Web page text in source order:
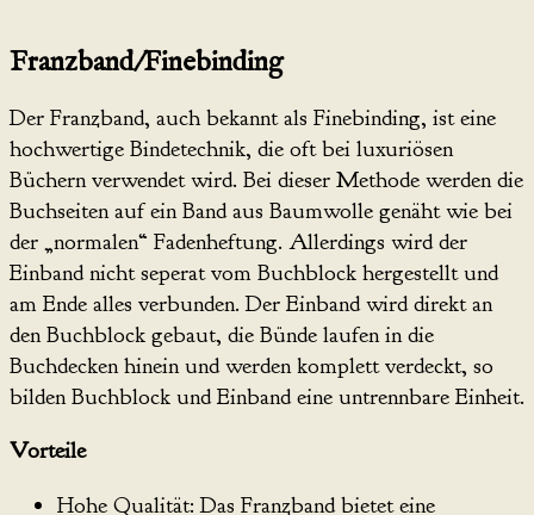
Franzband/Finebinding
Der Franzband, auch bekannt als Finebinding, ist eine
hochwertige Bindetechnik, die oft bei luxuriösen
Büchern verwendet wird. Bei dieser Methode werden die
Buchseiten auf ein Band aus Baumwolle genäht wie bei
der „normalen“ Fadenheftung. Allerdings wird der
Einband nicht seperat vom Buchblock hergestellt und
am Ende alles verbunden. Der Einband wird direkt an
den Buchblock gebaut, die Bünde laufen in die
Buchdecken hinein und werden komplett verdeckt, so
bilden Buchblock und Einband eine untrennbare Einheit.
Vorteile
Hohe Qualität: Das Franzband bietet eine